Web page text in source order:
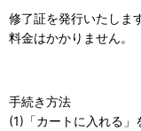
修了証を発行いたしま
料金はかかりません。
手続き方法
(1)「カートに入れる」